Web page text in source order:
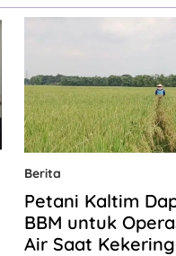
Berita
Petani Kaltim
BBM untuk
Air Saat